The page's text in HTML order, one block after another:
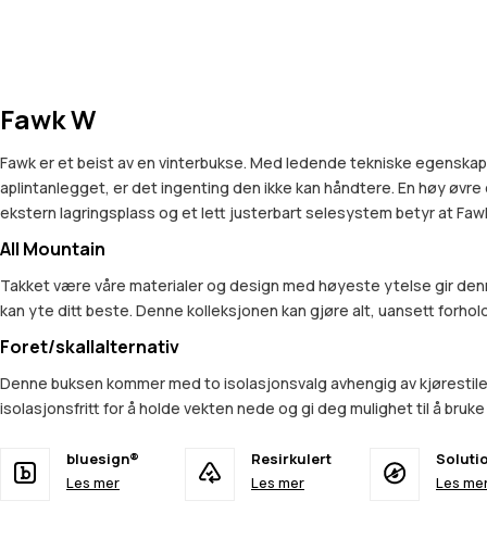
Fawk W
Fawk er et beist av en vinterbukse. Med ledende tekniske
aplintanlegget, er det ingenting den ikke kan håndtere. En høy
ekstern lagringsplass og et lett justerbart selesystem betyr at
All Mountain
Takket være våre materialer og design med høyeste ytelse gir
kan yte ditt beste. Denne kolleksjonen kan gjøre alt, uansett
Foret/skallalternativ
Denne buksen kommer med to isolasjonsvalg avhengig av
isolasjonsfritt for å holde vekten nede og gi deg mulighet til å
bluesign®
Les mer
Resirkulert
Les mer
Les